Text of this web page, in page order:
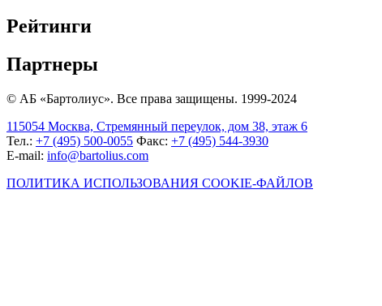
Рейтинги
Партнеры
© АБ «Бартолиус». Все права защищены. 1999-2024
115054 Москва, Стремянный переулок, дом 38, этаж 6
Тел.: +7 (495) 500-0055 Факс: +7 (495) 544-3930
E-mail: info@bartolius.com
ПОЛИТИКА ИСПОЛЬЗОВАНИЯ COOKIE-ФАЙЛОВ